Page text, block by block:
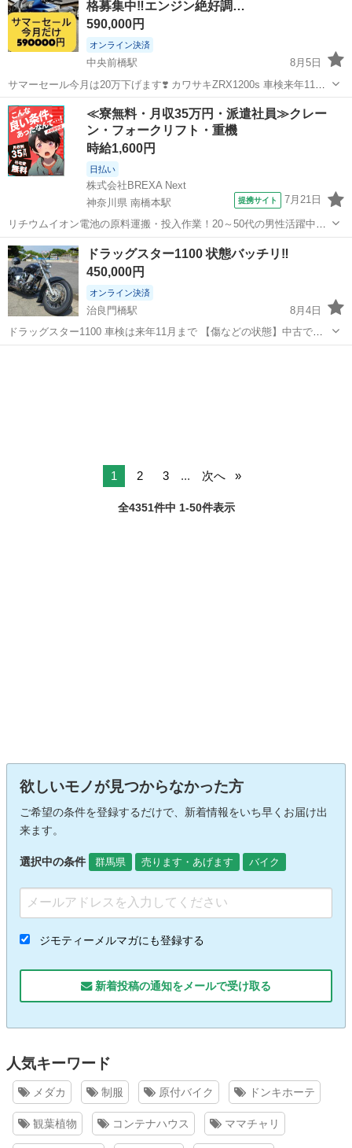
格募集中‼️エンジン絶好調…
590,000円
オンライン決済
中央前橋駅
8月5日
サマーセール今月は20万下げます❣️ カワサキZRX1200s 車検来年11月❣️
40000キロ 希望価格言って下さい 考えてお答えします❣️ 常識の範囲内
でお願いします🙇 とにかく速い エンジン絶好調‼️ 毎回30...
群馬 前橋市 中央前橋駅 カワサキ
≪寮無料・月収35万円・派遣社員≫クレー
ン・フォークリフト・重機
時給1,600円
日払い
株式会社BREXA Next
神奈川県 南橋本駅
提携サイト 7月21日
リチウムイオン電池の原料運搬・投入作業！20～50代の男性活躍中★
ワンルーム寮完備！赴任旅費会社負担！年間休日130日★フォークリフ
ト免許お持ちの方、活躍中！就業先食堂利用可★《神奈川県相模原
市》 人気の工場のお仕事 ◇電...
神奈川 相模原市 南橋本駅
ドラッグスター1100 状態バッチリ‼️
450,000円
オンライン決済
治良門橋駅
8月4日
ドラッグスター1100 車検は来年11月まで 【傷などの状態】中古で購
入後、シートを掛けて屋外で保管しております。フォークやメッキ類
1 2 3 ... 次へ
全4351件中 1-50件表示
欲しいモノが見つからなかった方
ご希望の条件を登録するだけで、新着情報をいち早くお届け出
来ます。
選択中の条件 群馬県 売ります・あげます バイク
ジモティーメルマガにも登録する
新着投稿の通知をメールで受け取る
人気キーワード
メダカ 制服 原付バイク ドンキホーテ
観葉植物 コンテナハウス ママチャリ